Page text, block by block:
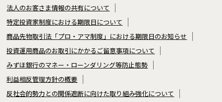
法人のお客さま情報の共有について
特定投資家制度における期限日について
商品先物取引法「プロ・アマ制度」における期限日のお知らせ
投資運用商品のお取引にかかるご留意事項について
みずほ銀行のマネー・ローンダリング等防止態勢
利益相反管理方針の概要
反社会的勢力との関係遮断に向けた取り組み強化について